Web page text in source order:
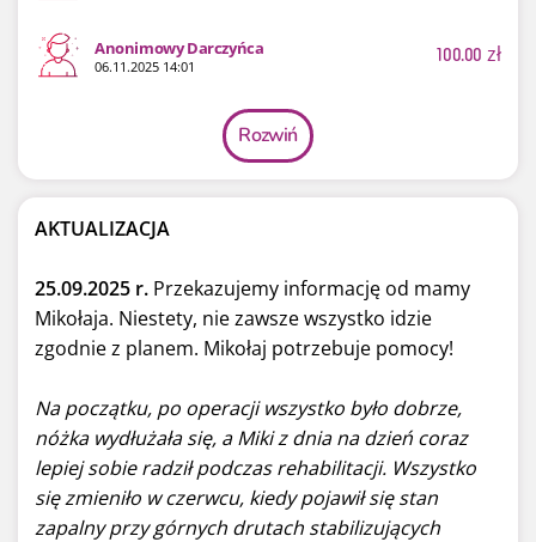
Anonimowy Darczyńca
06.11.2025 14:01 100.00 zł
Rozwiń
AKTUALIZACJA
25.09.2025 r. Przekazujemy informację od mamy
Mikołaja. Niestety, nie zawsze wszystko idzie
zgodnie z planem. Mikołaj potrzebuje pomocy!
Na początku, po operacji wszystko było dobrze,
nóżka wydłużała się, a Miki z dnia na dzień coraz
lepiej sobie radził podczas rehabilitacji. Wszystko
się zmieniło w czerwcu, kiedy pojawił się stan
zapalny przy górnych drutach stabilizujących